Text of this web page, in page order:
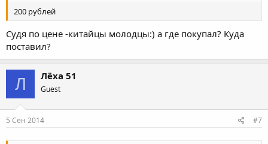
200 рублей
Судя по цене -китайцы молодцы:) а где покупал? Куда
поставил?
Л Лёха 51
Guest
5 Сен 2014 #7